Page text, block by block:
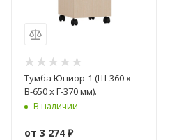
Тумба Юниор-1 (Ш-360 x
В-650 x Г-370 мм).
В наличии
от 3 274 ₽